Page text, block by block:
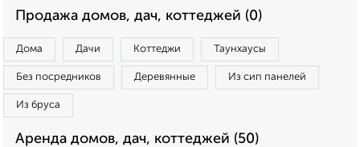
Продажа домов, дач, коттеджей (0)
Дома Дачи Коттеджи Таунхаусы
Без посредников Деревянные Из сип панелей
Из бруса
Аренда домов, дач, коттеджей (50)